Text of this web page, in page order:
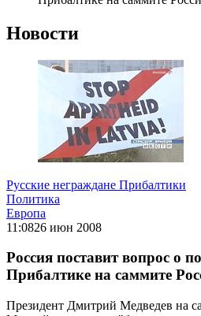
Новости
Русские неграждане Прибалтики
Политика
Европа
11:0826 июн 2008
Россия поставит вопрос о
Прибалтике на саммите
Президент Дмитрий Медведев на